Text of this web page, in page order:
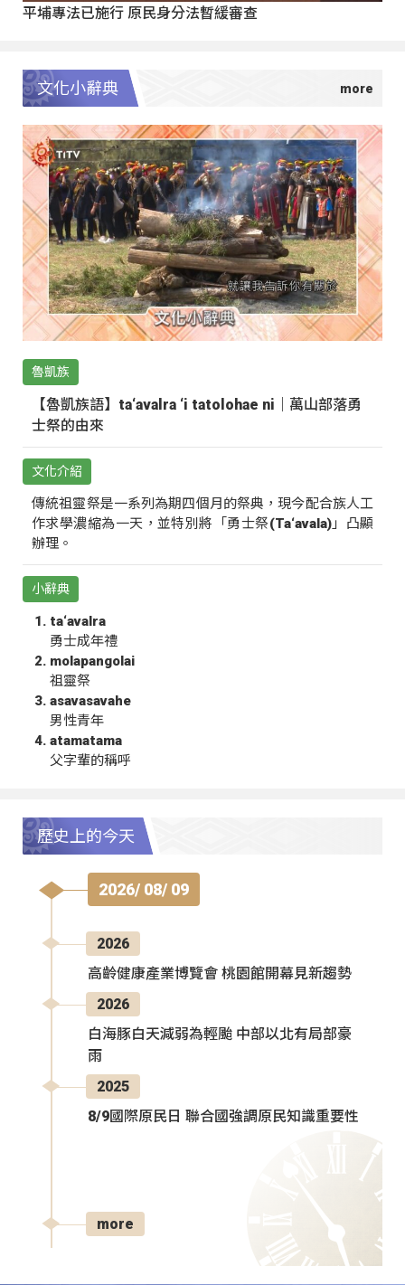
平埔專法已施行 原民身分法暫緩審查
文化小辭典
魯凱族
【魯凱族語】ta‘avalra ‘i tatolohae ni｜萬山部落勇
士祭的由來
文化介紹
傳統祖靈祭是一系列為期四個月的祭典，現今配合族人工
作求學濃縮為一天，並特別將「勇士祭(Ta‘avala)」凸顯
辦理。
小辭典
ta‘avalra
勇士成年禮
molapangolai
祖靈祭
asavasavahe
男性青年
atamatama
父字輩的稱呼
歷史上的今天
2026/ 08/ 09
2026
高齡健康產業博覽會 桃園館開幕見新趨勢
2026
白海豚白天減弱為輕颱 中部以北有局部豪
雨
2025
8/9國際原民日 聯合國強調原民知識重要性
more